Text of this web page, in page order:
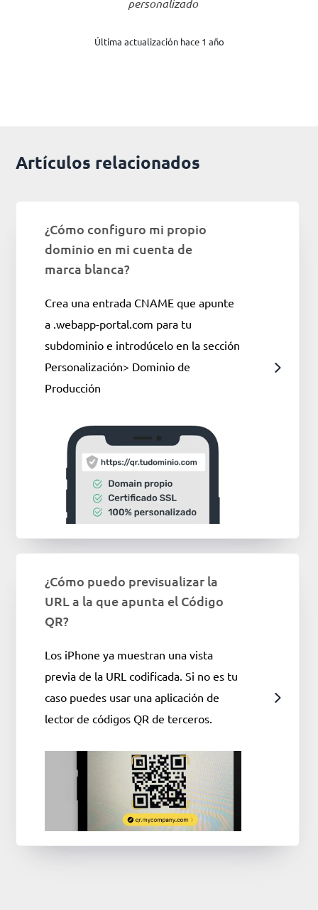
personalizado
Última actualización hace 1 año
Artículos relacionados
¿Cómo configuro mi propio
dominio en mi cuenta de
marca blanca?
Crea una entrada CNAME que apunte
a .webapp-portal.com para tu
subdominio e introdúcelo en la sección
Personalización> Dominio de
Producción
¿Cómo puedo previsualizar la
URL a la que apunta el Código
QR?
Los iPhone ya muestran una vista
previa de la URL codificada. Si no es tu
caso puedes usar una aplicación de
lector de códigos QR de terceros.